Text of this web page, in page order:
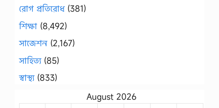
রোগ প্রতিরোধ(381)
শিক্ষা (8,492)
সাজেশন (2,167)
সাহিত্য(85)
স্বাস্থ্য(833)
August 2026